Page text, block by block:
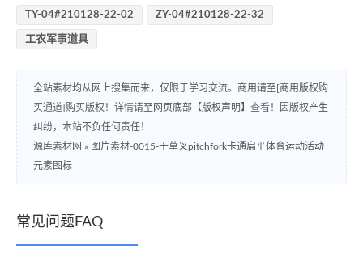
TY-04#210128-22-02 ZY-04#210128-22-32
工农军事道具
全站素材均从网上搜集而来，仅限于学习交流。商用请至[商用版权购
买通道]购买版权！详情请至网页底部【版权声明】查看！因版权产生
纠纷，本站不负任何责任！
源库素材网 » 图片素材-0015-干草叉pitchfork卡通扁平体育运动活动
元素图标
常见问题FAQ